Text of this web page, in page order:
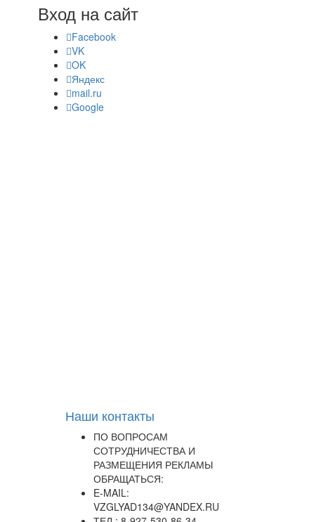
Вход на сайт
Facebook
VK
OK
Яндекс
mail.ru
Google
Наши контакты
ПО ВОПРОСАМ
СОТРУДНИЧЕСТВА И
РАЗМЕЩЕНИЯ РЕКЛАМЫ
ОБРАЩАТЬСЯ:
E-MAIL:
VZGLYAD134@YANDEX.RU